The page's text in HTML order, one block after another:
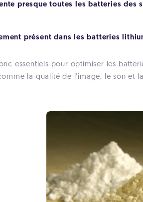
presque toutes les batteries des
présent dans les batteries
essentiels pour optimiser les
la qualité de l'image, le son et